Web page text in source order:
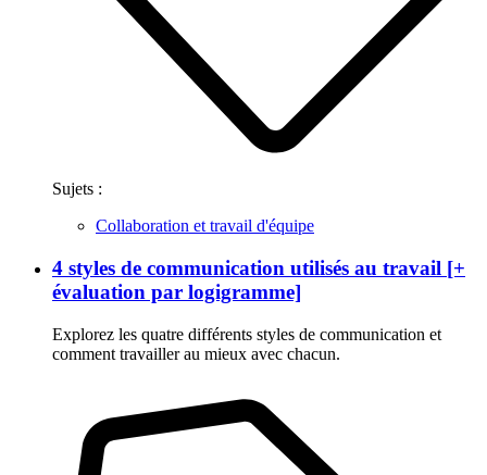
Sujets :
Collaboration et travail d'équipe
4 styles de communication utilisés au travail [+
évaluation par logigramme]
Explorez les quatre différents styles de communication et
comment travailler au mieux avec chacun.